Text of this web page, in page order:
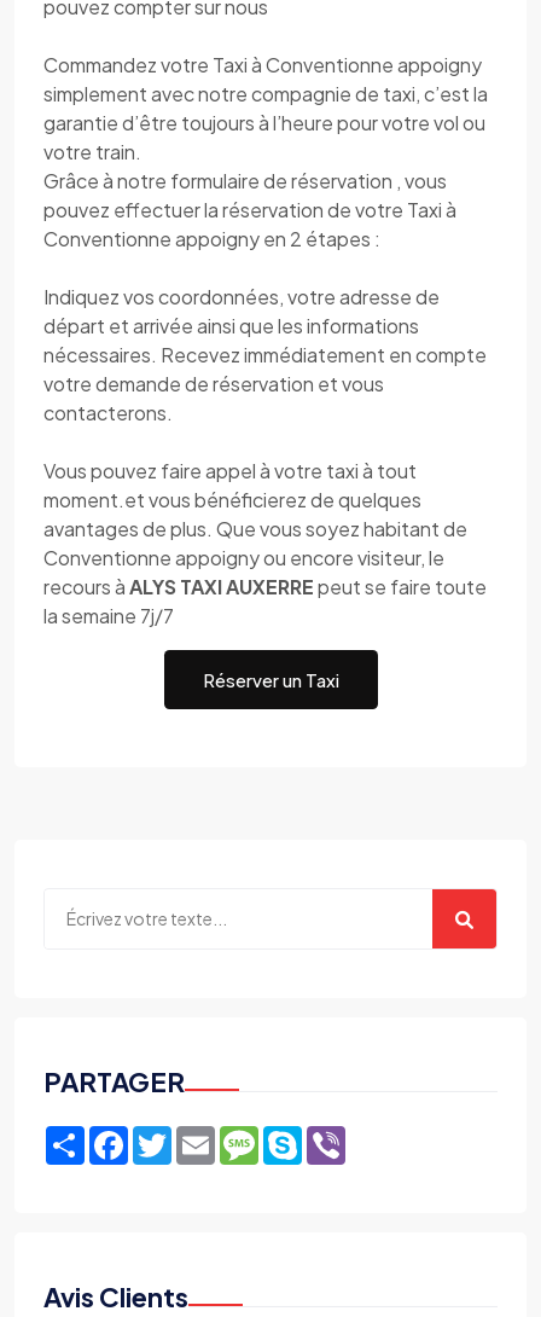
pouvez compter sur nous
Commandez votre Taxi à Conventionne appoigny
simplement avec notre compagnie de taxi, c’est la
garantie d’être toujours à l’heure pour votre vol ou
votre train.
Grâce à notre formulaire de réservation , vous
pouvez effectuer la réservation de votre Taxi à
Conventionne appoigny en 2 étapes :
Indiquez vos coordonnées, votre adresse de
départ et arrivée ainsi que les informations
nécessaires. Recevez immédiatement en compte
votre demande de réservation et vous
contacterons.
Vous pouvez faire appel à votre taxi à tout
moment.et vous bénéficierez de quelques
avantages de plus. Que vous soyez habitant de
Conventionne appoigny ou encore visiteur, le
recours àALYS TAXI AUXERREpeut se faire toute
la semaine 7j/7
Réserver un Taxi
PARTAGER
ShareFacebook
TwitterEmailMessage
Skype
Avis Clients